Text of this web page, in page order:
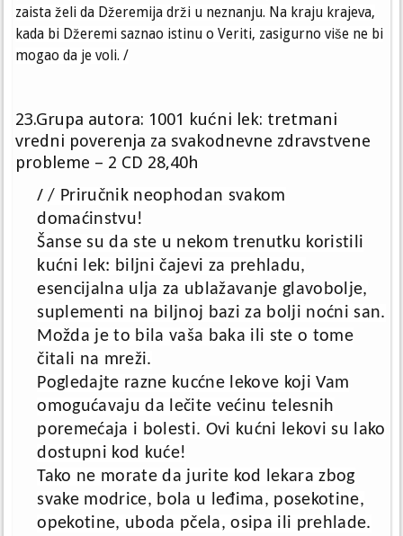
zaista želi da Džeremija drži u neznanju. Na kraju krajeva,
kada bi Džeremi saznao istinu o Veriti, zasigurno više ne bi
mogao da je voli. /
23.Grupa autora: 1001 kućni lek: tretmani
vredni poverenja za svakodnevne zdravstvene
probleme – 2 CD 28,40h
// Priručnik neophodan svakom
domaćinstvu!
Šanse su da ste u nekom trenutku koristili
kućni lek: biljni čajevi za prehladu,
esencijalna ulja za ublažavanje glavobolje,
suplementi na biljnoj bazi za bolji noćni san.
Možda je to bila vaša baka ili ste o tome
čitali na mreži.
Pogledajte razne kucćne lekove koji Vam
omogućavaju da lečite većinu telesnih
poremećaja i bolesti. Ovi kućni lekovi su lako
dostupni kod kuće!
Tako ne morate da jurite kod lekara zbog
svake modrice, bola u leđima, posekotine,
opekotine, uboda pčela, osipa ili prehlade.